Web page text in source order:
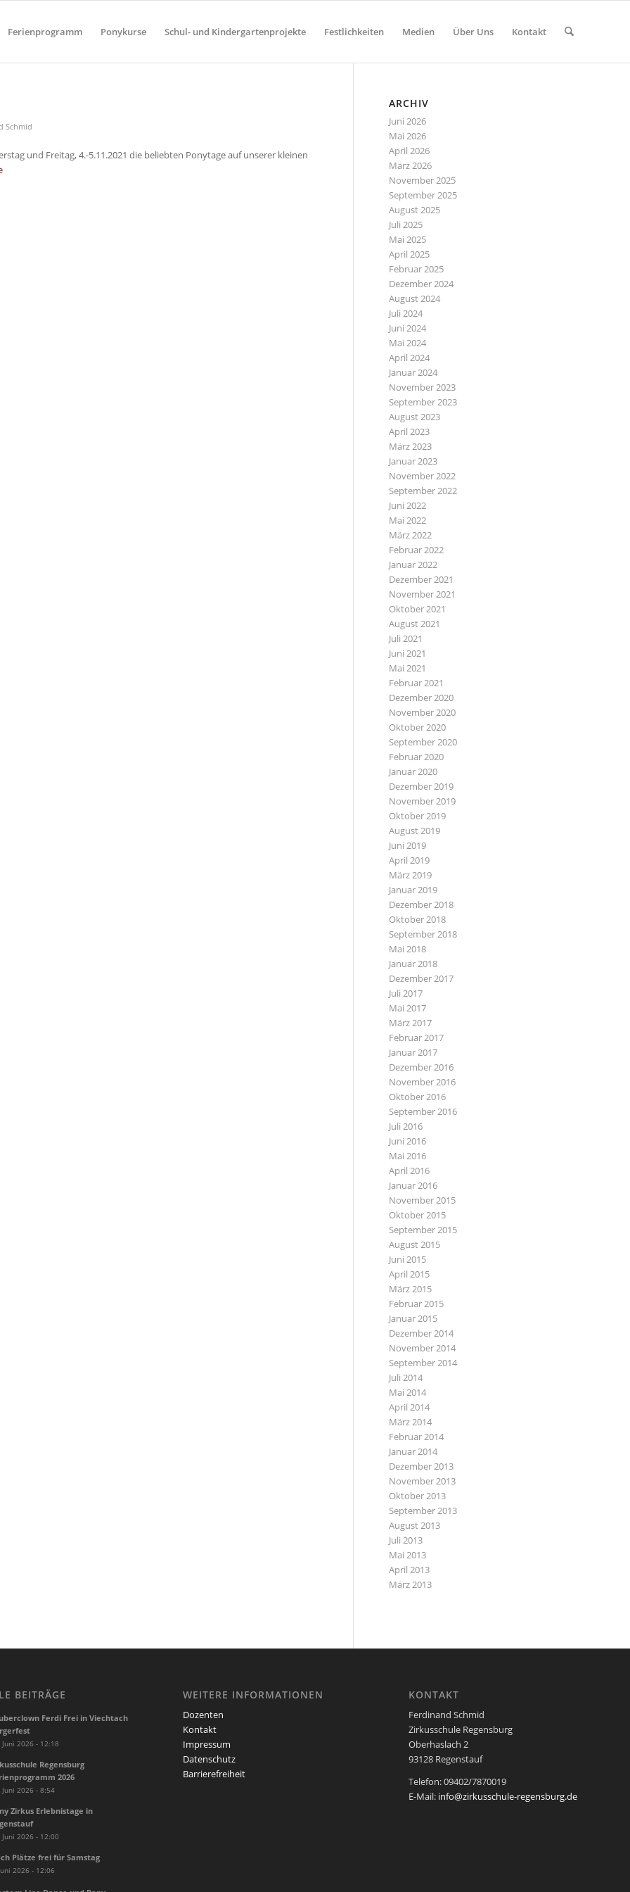
Ferienprogramm Ponykurse Schul- und Kindergartenprojekte Festlichkeiten Medien Über Uns Kontakt
Schmid
und Freitag, 4.-5.11.2021 die beliebten Ponytage auf unserer kleinen
ARCHIV
Juni 2026
Mai 2026
April 2026
März 2026
November 2025
September 2025
August 2025
Juli 2025
Mai 2025
April 2025
Februar 2025
Dezember 2024
August 2024
Juli 2024
Juni 2024
Mai 2024
April 2024
Januar 2024
November 2023
September 2023
August 2023
April 2023
März 2023
Januar 2023
November 2022
September 2022
Juni 2022
Mai 2022
März 2022
Februar 2022
Januar 2022
Dezember 2021
November 2021
Oktober 2021
August 2021
Juli 2021
Juni 2021
Mai 2021
Februar 2021
Dezember 2020
November 2020
Oktober 2020
September 2020
Februar 2020
Januar 2020
Dezember 2019
November 2019
Oktober 2019
August 2019
Juni 2019
April 2019
März 2019
Januar 2019
Dezember 2018
Oktober 2018
September 2018
Mai 2018
Januar 2018
Dezember 2017
Juli 2017
Mai 2017
März 2017
Februar 2017
Januar 2017
Dezember 2016
November 2016
Oktober 2016
September 2016
Juli 2016
Juni 2016
Mai 2016
April 2016
Januar 2016
November 2015
Oktober 2015
September 2015
August 2015
Juni 2015
April 2015
März 2015
Februar 2015
Januar 2015
Dezember 2014
November 2014
September 2014
Juli 2014
Mai 2014
April 2014
März 2014
Februar 2014
Januar 2014
Dezember 2013
November 2013
Oktober 2013
September 2013
August 2013
Juli 2013
Mai 2013
April 2013
März 2013
BEITRÄGE
Ferdi Frei in Viechtach
Juni 2026 - 12:18
Regensburg
2026
Juni 2026 - 8:54
Zirkus Erlebnistage in
Juni 2026 - 12:00
Plätze frei für Samstag
2026 - 12:06
WEITERE INFORMATIONEN
Dozenten
Kontakt
Impressum
Datenschutz
Barrierefreiheit
KONTAKT
Ferdinand Schmid
Zirkusschule Regensburg
Oberhaslach 2
93128 Regenstauf
Telefon: 09402/7870019
E-Mail: info@zirkusschule-regensburg.de